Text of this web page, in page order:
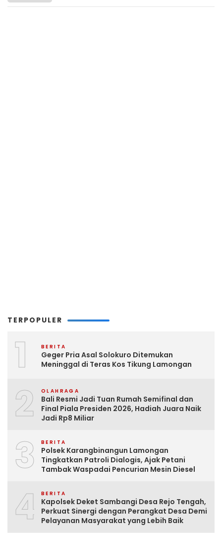
TERPOPULER
1 BERITA
Geger Pria Asal Solokuro Ditemukan
Meninggal di Teras Kos Tikung Lamongan
2 OLAHRAGA
Bali Resmi Jadi Tuan Rumah Semifinal dan
Final Piala Presiden 2026, Hadiah Juara Naik
Jadi Rp8 Miliar
3 BERITA
Polsek Karangbinangun Lamongan
Tingkatkan Patroli Dialogis, Ajak Petani
Tambak Waspadai Pencurian Mesin Diesel
4 BERITA
Kapolsek Deket Sambangi Desa Rejo Tengah,
Perkuat Sinergi dengan Perangkat Desa Demi
Pelayanan Masyarakat yang Lebih Baik